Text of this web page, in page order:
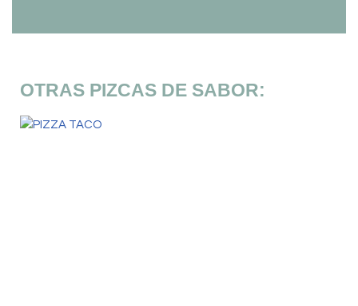
OTRAS PIZCAS DE SABOR: